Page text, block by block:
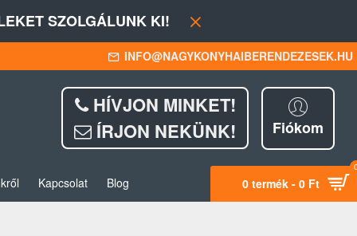
SZOLGÁLUNK KI!
INFO@NAGYKONYHAIBERENDEZESEK.HU
HÍVJON MINKET!
ÍRJON NEKÜNK!
Fiókom
Kapcsolat Blog 0 termék - 0 Ft